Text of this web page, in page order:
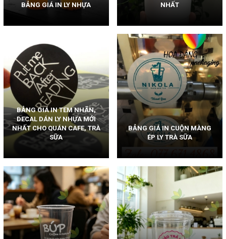
BẢNG GIÁ IN LY NHỰA
NHẤT
BẢNG GIÁ IN TEM NHÃN,
DECAL DÁN LY NHỰA MỚI
NHẤT CHO QUÁN CAFE, TRÀ
SỮA
BẢNG GIÁ IN CUỘN MÀNG
ÉP LY TRÀ SỮA